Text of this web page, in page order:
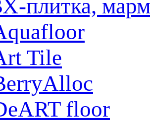
плитка,
Tile
floor